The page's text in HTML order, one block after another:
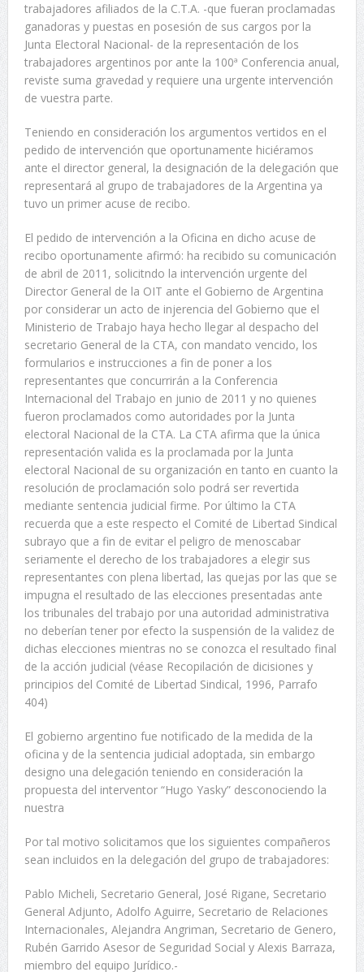
trabajadores afiliados de la C.T.A. -que fueran proclamadas
ganadoras y puestas en posesión de sus cargos por la
Junta Electoral Nacional- de la representación de los
trabajadores argentinos por ante la 100ª Conferencia anual,
reviste suma gravedad y requiere una urgente intervención
de vuestra parte.
Teniendo en consideración los argumentos vertidos en el
pedido de intervención que oportunamente hiciéramos
ante el director general, la designación de la delegación que
representará al grupo de trabajadores de la Argentina ya
tuvo un primer acuse de recibo.
El pedido de intervención a la Oficina en dicho acuse de
recibo oportunamente afirmó: ha recibido su comunicación
de abril de 2011, solicitndo la intervención urgente del
Director General de la OIT ante el Gobierno de Argentina
por considerar un acto de injerencia del Gobierno que el
Ministerio de Trabajo haya hecho llegar al despacho del
secretario General de la CTA, con mandato vencido, los
formularios e instrucciones a fin de poner a los
representantes que concurrirán a la Conferencia
Internacional del Trabajo en junio de 2011 y no quienes
fueron proclamados como autoridades por la Junta
electoral Nacional de la CTA. La CTA afirma que la única
representación valida es la proclamada por la Junta
electoral Nacional de su organización en tanto en cuanto la
resolución de proclamación solo podrá ser revertida
mediante sentencia judicial firme. Por último la CTA
recuerda que a este respecto el Comité de Libertad Sindical
subrayo que a fin de evitar el peligro de menoscabar
seriamente el derecho de los trabajadores a elegir sus
representantes con plena libertad, las quejas por las que se
impugna el resultado de las elecciones presentadas ante
los tribunales del trabajo por una autoridad administrativa
no deberían tener por efecto la suspensión de la validez de
dichas elecciones mientras no se conozca el resultado final
de la acción judicial (véase Recopilación de dicisiones y
principios del Comité de Libertad Sindical, 1996, Parrafo
404)
El gobierno argentino fue notificado de la medida de la
oficina y de la sentencia judicial adoptada, sin embargo
designo una delegación teniendo en consideración la
propuesta del interventor “Hugo Yasky” desconociendo la
nuestra
Por tal motivo solicitamos que los siguientes compañeros
sean incluidos en la delegación del grupo de trabajadores:
Pablo Micheli, Secretario General, José Rigane, Secretario
General Adjunto, Adolfo Aguirre, Secretario de Relaciones
Internacionales, Alejandra Angriman, Secretario de Genero,
Rubén Garrido Asesor de Seguridad Social y Alexis Barraza,
miembro del equipo Jurídico.-